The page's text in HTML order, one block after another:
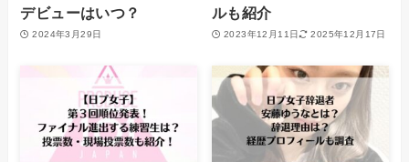
デビューはいつ？
2024年3月29日
ルも紹介
2023年12月11日 2025年12月17日